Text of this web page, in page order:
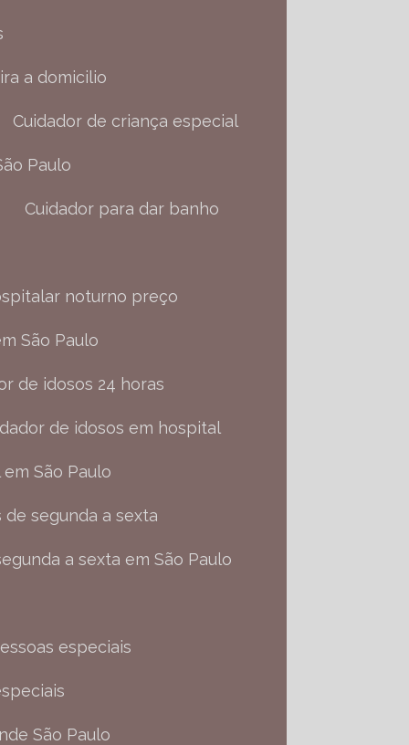
a domicilio
Cuidador de criança especial
Paulo
Cuidador para dar banho
noturno preço
São Paulo
de idosos 24 horas
de idosos em hospital
São Paulo
de segunda a sexta
a sexta em São Paulo
especiais
São Paulo